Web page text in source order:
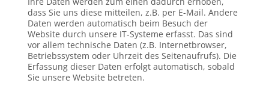
dass Sie uns diese mitteilen, z.B. per E-Mail. Andere
Daten werden automatisch beim Besuch der
Website durch unsere IT-Systeme erfasst. Das sind
vor allem technische Daten (z.B. Internetbrowser,
Betriebssystem oder Uhrzeit des Seitenaufrufs). Die
Erfassung dieser Daten erfolgt automatisch, sobald
Sie unsere Website betreten.